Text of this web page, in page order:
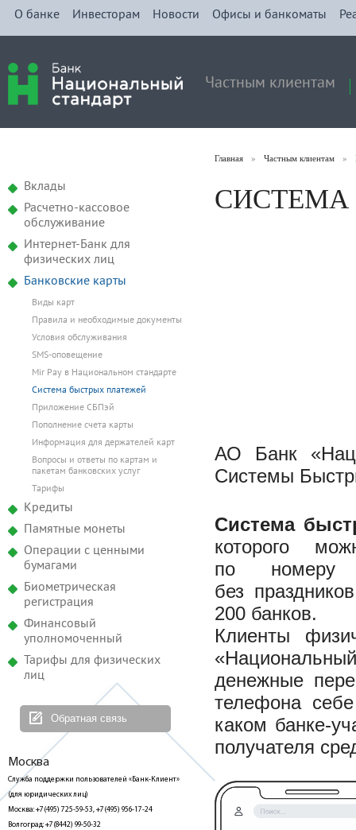
О банке Инвесторам Новости Офисы и банкоматы
Частным клиентам
Вклады
Расчетно-кассовое
обслуживание
Интернет-Банк для
физических лиц
Банковские карты
Виды карт
Правила и необходимые документы
Условия обслуживания
SMS-оповещение
Mir Pay в Национальном стандарте
Система быстрых платежей
Приложение СБПэй
Пополнение счета карты
Информация для держателей карт
Вопросы и ответы по картам и
пакетам банковских услуг
Тарифы
Кредиты
Памятные монеты
Операции с ценными
бумагами
Биометрическая
регистрация
Финансовый
уполномоченный
Тарифы для физических
лиц
Обратная связь
Москва
Служба поддержки пользователей «Банк-Клиент»
(для юридических лиц)
Москва: +7(495) 725-59-53, +7(495) 956-17-24
Волгоград: +7(8442) 99-50-32
Главная » Частным клиентам »
АО Банк
Системы
Система
которого
по номеру
без
200 банков.
Клиенты
денежные
телефона
каком банке-
получателя